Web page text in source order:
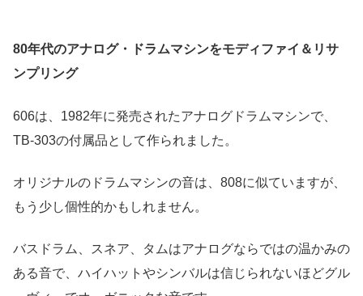
80年代のアナログ・ドラムマシンをモディファイ＆リサ
ンプリング
606は、1982年に発売されたアナログドラムマシンで、
TB-303の付属品として作られました。
オリジナルのドラムマシンの音は、808に似ていますが、
もう少し個性的かもしれません。
バスドラム、スネア、タムはアナログならではの温かみの
ある音で、ハイハットやシンバルは信じられないほどグル